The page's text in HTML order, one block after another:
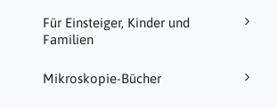
Für Einsteiger, Kinder und
Familien
Mikroskopie-Bücher